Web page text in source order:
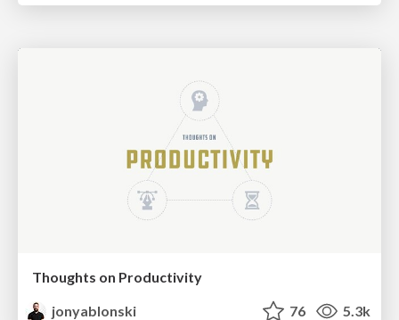
Thoughts on Productivity
jonyablonski
76 5.3k